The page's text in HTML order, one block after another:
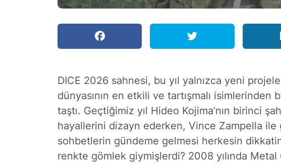
DICE 2026 sahnesi, bu yıl yalnızca yeni
dünyasının en etkili ve tartışmalı isimlerinden
taştı. Geçtiğimiz yıl Hideo Kojima’nın birinci
hayallerini dizayn ederken, Vince Zampella
sohbetlerin gündeme gelmesi herkesin
renkte gömlek giymişlerdi? 2008 yılında Metal